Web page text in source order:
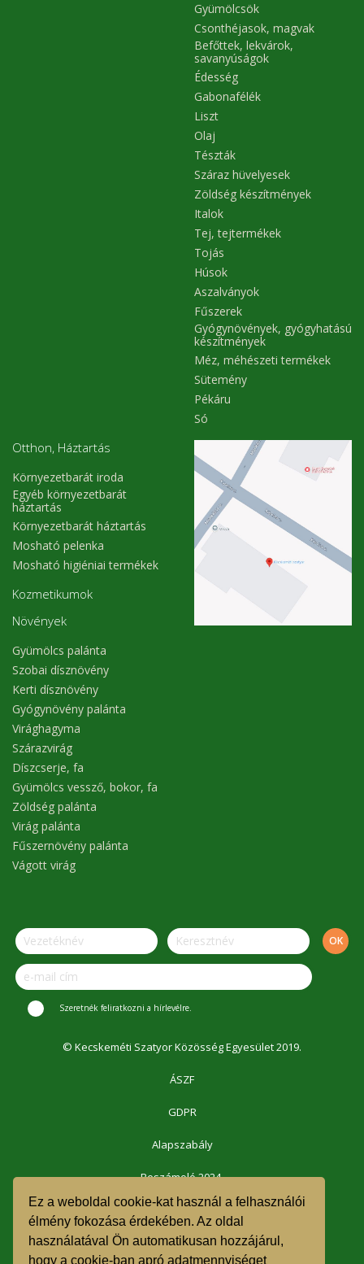
Ez a weboldal cookie-kat használ a felhasználói
élmény fokozása érdekében. Az oldal
használatával Ön automatikusan hozzájárul,
hogy a cookie-ban apró adatmennyiséget
Gyümölcsök
Csonthéjasok, magvak
Befőttek, lekvárok,
savanyúságok
Édesség
Gabonafélék
Liszt
Olaj
Tészták
Száraz hüvelyesek
Zöldség készítmények
Italok
Tej, tejtermékek
Tojás
Húsok
Aszalványok
Fűszerek
Gyógynövények, gyógyhatású
készítmények
Méz, méhészeti termékek
Sütemény
Pékáru
Só
Otthon, Háztartás
Környezetbarát iroda
Egyéb környezetbarát
háztartás
Környezetbarát háztartás
Mosható pelenka
Mosható higiéniai termékek
Kozmetikumok
Növények
Gyümölcs palánta
Szobai dísznövény
Kerti dísznövény
Gyógynövény palánta
Virághagyma
Szárazvirág
Díszcserje, fa
Gyümölcs vessző, bokor, fa
Zöldség palánta
Virág palánta
Fűszernövény palánta
Vágott virág
Szeretnék feliratkozni a hírlevélre.
© Kecskeméti Szatyor Közösség Egyesület 2019.
ÁSZF
GDPR
Alapszabály
Beszámoló 2024.
Beszámoló 2023.
Beszámoló 2022.